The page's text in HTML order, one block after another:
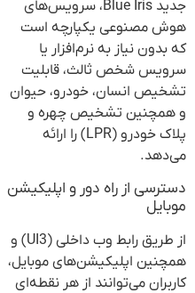
جدید Blue Iris، سرویس‌های
هوش مصنوعی یکپارچه است
که بدون نیاز به نرم‌افزار یا
سرویس شخص ثالث، قابلیت
تشخیص انسان، خودرو، حیوان
و همچنین تشخیص چهره و
پلاک خودرو (LPR) را ارائه
می‌دهد.
دسترسی از راه دور و اپلیکیشن
موبایل
از طریق رابط وب داخلی (UI3) و
همچنین اپلیکیشن‌های موبایل،
کاربران می‌توانند از هر نقطه‌ای